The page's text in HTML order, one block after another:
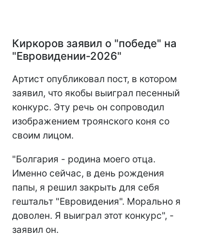
Киркоров заявил о "победе" на
"Евровидении-2026"
Артист опубликовал пост, в котором
заявил, что якобы выиграл песенный
конкурс. Эту речь он сопроводил
изображением троянского коня со
своим лицом.
"Болгария - родина моего отца.
Именно сейчас, в день рождения
папы, я решил закрыть для себя
гештальт "Евровидения". Морально я
доволен. Я выиграл этот конкурс", -
заявил он.